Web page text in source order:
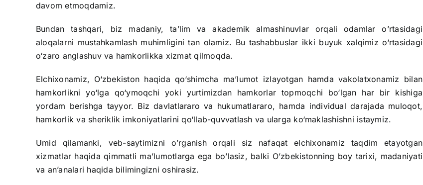
davom etmoqdamiz.
Bundan tashqari, biz madaniy, ta’lim va akademik almashinuvlar orqali odamlar o’rtasidagi
aloqalarni mustahkamlash muhimligini tan olamiz. Bu tashabbuslar ikki buyuk xalqimiz o‘rtasidagi
o‘zaro anglashuv va hamkorlikka xizmat qilmoqda.
Elchixonamiz, O‘zbekiston haqida qo‘shimcha ma’lumot izlayotgan hamda vakolatxonamiz bilan
hamkorlikni yo‘lga qo‘ymoqchi yoki yurtimizdan hamkorlar topmoqchi bo‘lgan har bir kishiga
yordam berishga tayyor. Biz davlatlararo va hukumatlararo, hamda individual darajada muloqot,
hamkorlik va sheriklik imkoniyatlarini qo‘llab-quvvatlash va ularga ko‘maklashishni istaymiz.
Umid qilamanki, veb-saytimizni o’rganish orqali siz nafaqat elchixonamiz taqdim etayotgan
xizmatlar haqida qimmatli ma’lumotlarga ega bo’lasiz, balki O’zbekistonning boy tarixi, madaniyati
va an’analari haqida bilimingizni oshirasiz.